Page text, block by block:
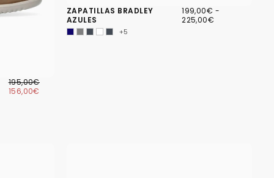
156,00€
PRECIO
REGULAR
195,00€PRECIO
156,00€
ZAPATILLAS BRADLEY
AZULES
199,00€
PRECIO
MÍNIMO
199,00€ -
225,00€
+5